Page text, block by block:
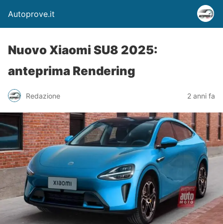
Autoprove.it
Nuovo Xiaomi SU8 2025:
anteprima Rendering
Redazione 2 anni fa